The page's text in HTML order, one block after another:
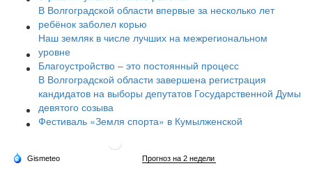
В Волгоградской области впервые за несколько лет
ребёнок заболел корью
Наш земляк в числе лучших на межрегиональном
уровне
Благоустройство – это постоянный процесс
В Волгоградской области завершена регистрация
кандидатов на выборы депутатов Государственной Думы
девятого созыва
Фестиваль «Земля спорта» в Кумылженской